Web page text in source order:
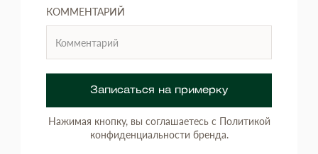
КОММЕНТАРИЙ
Записаться на примерку
Нажимая кнопку, вы соглашаетесь с Политикой
конфиденциальности бренда.